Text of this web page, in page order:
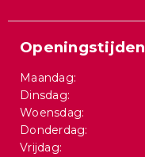
Openingstijden
Maandag:
Dinsdag:
Woensdag:
Donderdag:
Vrijdag: